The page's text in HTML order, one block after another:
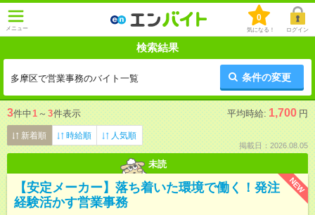
メニュー
0
気になる！ ログイン
検索結果
多摩区で営業事務のバイト一覧 条件の変更
3件中1 ～ 3件表示 平均時給: 1,700 円
新着順 時給順 人気順
掲載日：2026.08.05
未読
NEW
【安定メーカー】落ち着いた環境で働く！発注
経験活かす営業事務